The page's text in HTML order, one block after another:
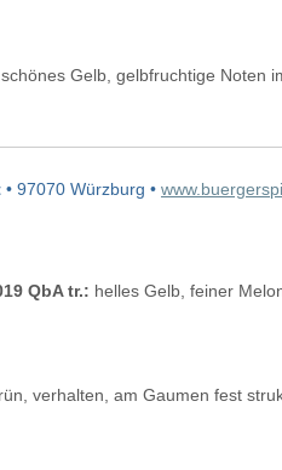
Gelb, gelbfruchtige Noten
• 97070 Würzburg •
QbA tr.: helles Gelb, feiner
verhalten, am Gaumen fest